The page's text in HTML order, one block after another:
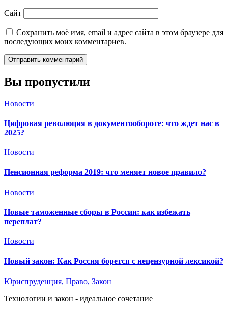
Сайт
Сохранить моё имя, email и адрес сайта в этом браузере для
последующих моих комментариев.
Вы пропустили
Новости
Цифровая революция в документообороте: что ждет нас в
2025?
Новости
Пенсионная реформа 2019: что меняет новое правило?
Новости
Новые таможенные сборы в России: как избежать
переплат?
Новости
Новый закон: Как Россия борется с нецензурной лексикой?
Юриспруденция, Право, Закон
Технологии и закон - идеальное сочетание